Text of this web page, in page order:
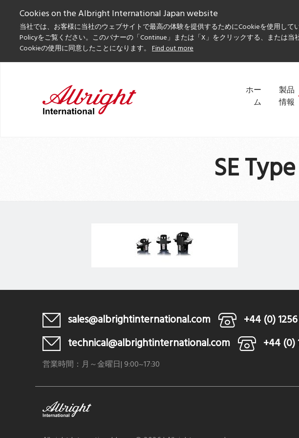
Cookies on the Albright International Japan website
当社では、お客様に当社のウェブサイトで最高の体験を提供するためにCookieを使用し
Policyをご覧ください。このバナーの「Continue」または「X」をクリックする、または
Cookieの使用に同意したことになります。 Find out more
ホー
ム
製品
情報
SE
sales@albrightinternational.com
+44 (0)
technical@albrightinternational.com
+44 (0)
営業時間：月～金曜日| 9:00~17:30